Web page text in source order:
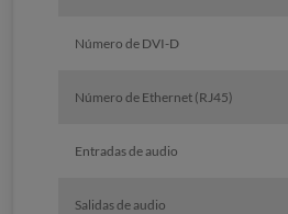
Número de DVI-D
Número de Ethernet (RJ45)
Entradas de audio
Salidas de audio